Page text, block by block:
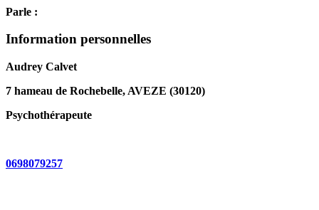
Parle :
Information personnelles
Audrey Calvet
7 hameau de Rochebelle, AVEZE (30120)
Psychothérapeute
0698079257